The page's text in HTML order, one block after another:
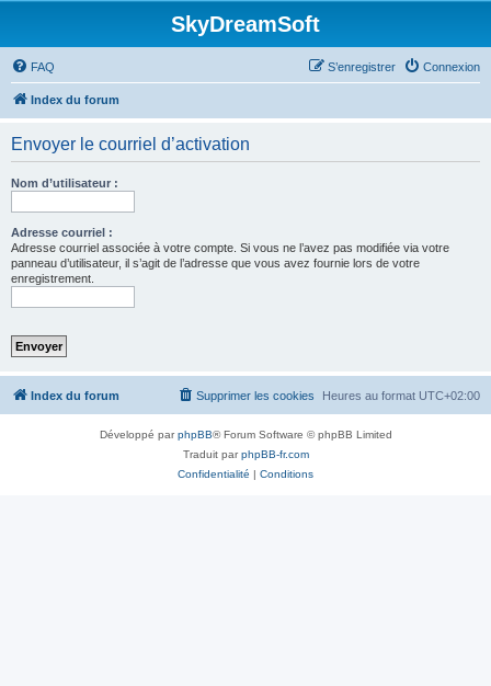
SkyDreamSoft
FAQ Connexion
S’enregistrer
Index du forum
Envoyer le courriel d’activation
Nom d’utilisateur :
Adresse courriel :
Adresse courriel associée à votre compte. Si vous ne l’avez pas modifiée via votre
panneau d’utilisateur, il s’agit de l’adresse que vous avez fournie lors de votre
enregistrement.
Index du forum Heures au format UTC+02:00
Supprimer les cookies
Développé parphpBB® Forum Software © phpBB Limited
Traduit parphpBB-fr.com
Confidentialité | Conditions